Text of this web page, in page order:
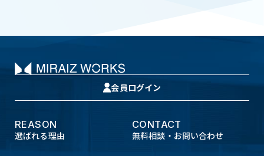
会員ログイン
REASON
選ばれる理由
CONTACT
無料相談・お問い合わせ